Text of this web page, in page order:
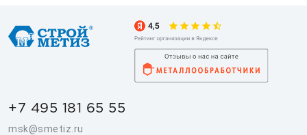
+7 495 181 65 55
msk@smetiz.ru